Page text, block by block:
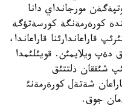
مورجانداي دانا
40 مينوت ئشئندة كورةرمةنگة كورسةتؤگة
قاراعاندارئنا قاراعاندا،
دةپ ويلايمئن. قويئلئمدا
شئققان ذلتتئق
شةتةل كورةرمةنئ
جوق.